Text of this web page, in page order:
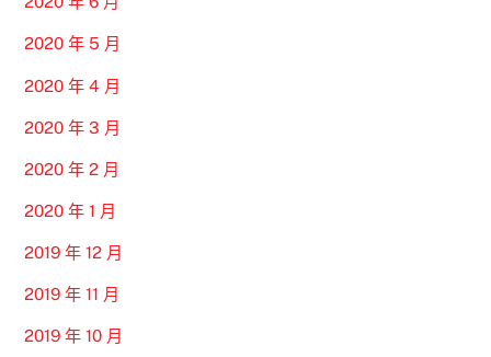
2020 年 5 月
2020 年 4 月
2020 年 3 月
2020 年 2 月
2020 年 1 月
2019 年 12 月
2019 年 11 月
2019 年 10 月